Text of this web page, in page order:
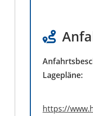
Lagepläne:
https://